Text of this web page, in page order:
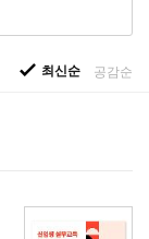
최신순 공감순